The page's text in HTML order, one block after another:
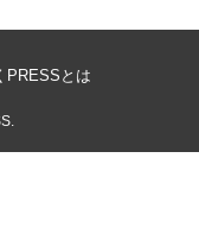
PRESSとは